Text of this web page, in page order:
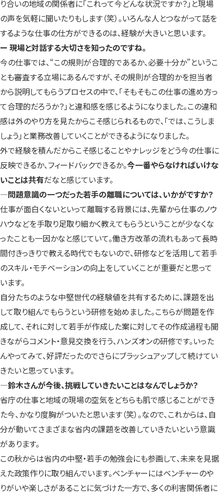
り合いの地域の関係者に「これって今どんな状況ですか？」と現場
の声を気軽に聞いたりもします（笑）。いろんな人とつながって話を
するような仕事の仕方ができるのは、経験が大きいと思います。
ー 現場と対話する大切さを知ったのですね。
今の仕事では、“この規則が合理的であるか、必要十分か”というこ
とも審査する立場にあるんですが、その規則が合理的かを担当者
から説明してもらうプロセスの中で、「そもそもこの仕事の進め方っ
て合理的だろうか？」と違和感を感じるようになりました。この違和
感は外のやり方を見たからこそ感じられるもので、「では、こうしま
しょう」と業務改善していくことができるようになりました。
外で経験を積んだからこそ感じることやナレッジをどう今の仕事に
反映できるか、フィードバックできるか。今一番やらなければいけな
いことは共有だなと感じています。
―問題意識の一つだった若手の離職については、いかがですか？
仕事が面白くないといって離職する背景には、先輩から仕事のノウ
ハウなどを手取り足取り細かく教えてもらうということが少なくな
ったことも一因かなと感じていて。働き方改革の流れもあって長時
間付きっきりで教える時代でもないので、研修などを活用して若手
のスキル・モチベーションの向上をしていくことが重要だと思って
います。
自分たちのような中堅世代の経験値を共有するために、課題を出
して取り組んでもらうという研修を始めました。こちらが問題を作
成して、それに対して若手が作成した案に対してその作成過程も聞
きながらコメント・意見交換を行う、ハンズオンの研修です。いった
んやってみて、好評だったのでさらにブラッシュアップして続けてい
きたいと思っています。
―鈴木さんが今後、挑戦していきたいことはなんでしょうか？
省庁の仕事と地域の現場の空気をどちらも肌で感じることができ
た今、かなり度胸がついたと思います（笑）。なので、これからは、自
分が動いてさまざまな省内の課題を改善していきたいという意識
があります。
この秋からは省内の中堅・若手の勉強会にも参画して、未来を見据
えた政策作りに取り組んでいます。ベンチャーにはベンチャーのや
りがいや楽しさがあることに気づけた一方で、多くの利害関係者に